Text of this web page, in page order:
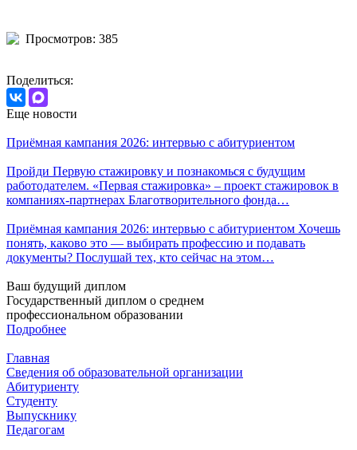
Просмотров: 385
Поделиться:
Еще новости
Приёмная кампания 2026: интервью с абитуриентом
Пройди Первую стажировку и познакомься с будущим
работодателем. «Первая стажировка» – проект стажировок в
компаниях-партнерах Благотворительного фонда…
Приёмная кампания 2026: интервью с абитуриентом Хочешь
понять, каково это — выбирать профессию и подавать
документы? Послушай тех, кто сейчас на этом…
Ваш будущий диплом
Государственный диплом о среднем
профессиональном образовании
Подробнее
Главная
Сведения об образовательной организации
Абитуриенту
Студенту
Выпускнику
Педагогам